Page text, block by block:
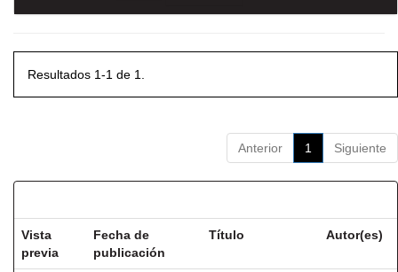
Resultados 1-1 de 1.
Anterior 1 Siguiente
Vista
previa
Fecha de
publicación
Título Autor(es)